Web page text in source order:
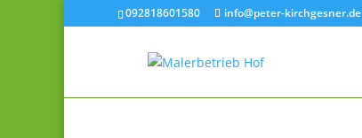
092818601580 info@peter-kirchgesner.de